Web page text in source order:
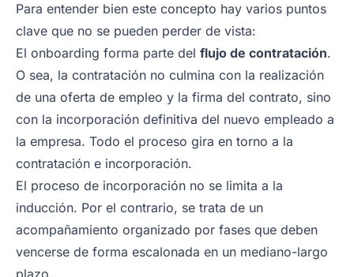
Para entender bien este concepto hay varios puntos
clave que no se pueden perder de vista:
El onboarding forma parte del flujo de contratación.
O sea, la contratación no culmina con la realización
de una oferta de empleo y la firma del contrato, sino
con la incorporación definitiva del nuevo empleado a
la empresa. Todo el proceso gira en torno a la
contratación e incorporación.
El proceso de incorporación no se limita a la
inducción. Por el contrario, se trata de un
acompañamiento organizado por fases que deben
vencerse de forma escalonada en un mediano-largo